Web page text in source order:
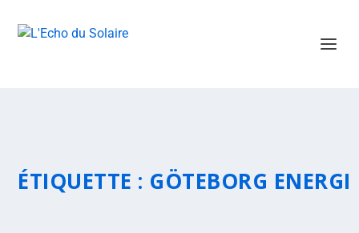
ÉTIQUETTE : GÖTEBORG ENERGI